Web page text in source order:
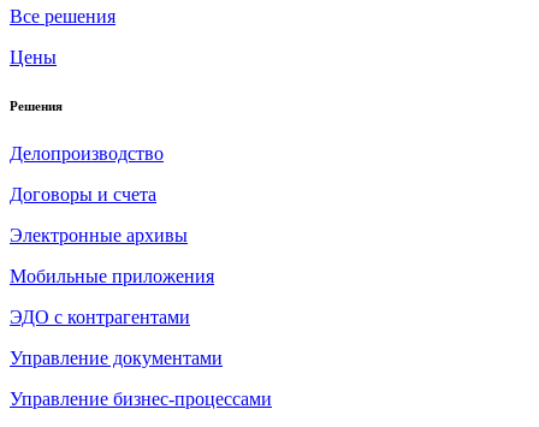
Все решения
Цены
Решения
Делопроизводство
Договоры и счета
Электронные архивы
Мобильные приложения
ЭДО с контрагентами
Управление документами
Управление бизнес-процессами